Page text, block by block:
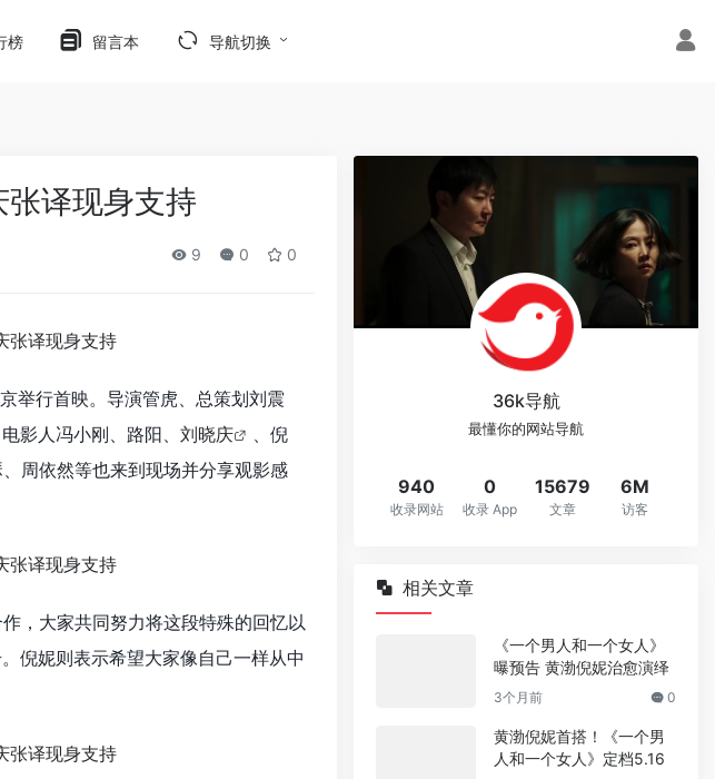
榜 留言本 导航切换
张译现身支持
9 0 0
举行首映。导演管虎、总策划刘震
影人冯小刚、路阳、 刘晓庆
、倪
周依然等也来到现场并分享观影感
，大家共同努力将这段特殊的回忆以
倪妮则表示希望大家像自己一样从中
36k导航
最懂你的网站导航
940
收录网站
0
收录 App
15679
文章
6M
访客
相关文章
《一个男人和一个女人》
曝预告 黄渤倪妮治愈演绎
3个月前 0
黄渤倪妮首搭！《一个男
人和一个女人》定档5.16